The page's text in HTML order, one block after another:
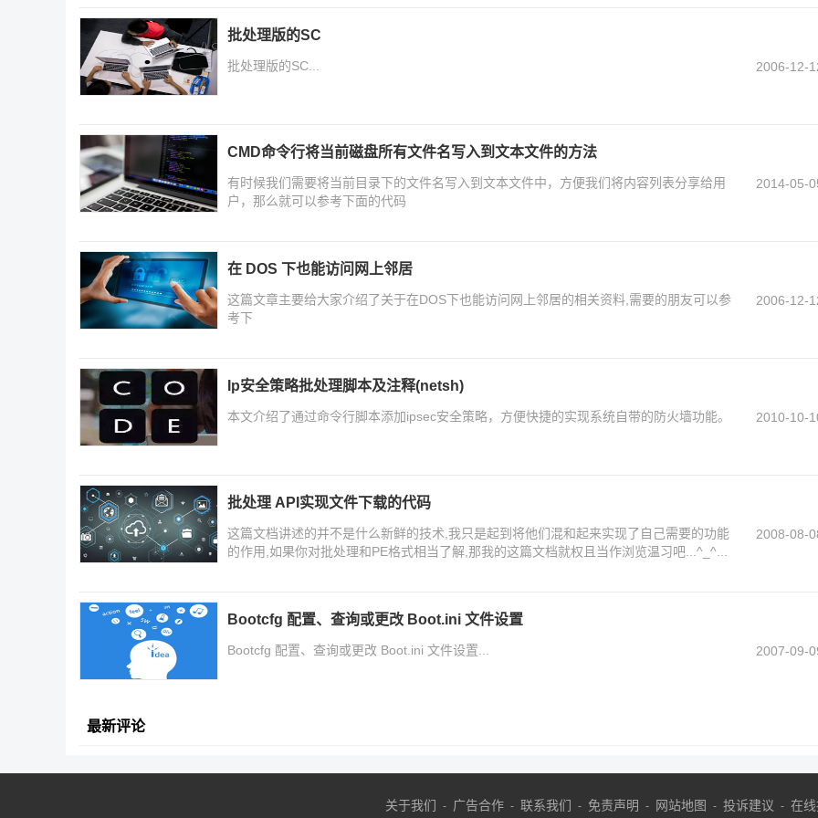
批处理版的SC
批处理版的SC... 2006-12-
CMD命令行将当前磁盘所有文件名写入到文本文件的方法
有时候我们需要将当前目录下的文件名写入到文本文件中，方便我们将内容列表分享给用
户，那么就可以参考下面的代码
2014-05-
在 DOS 下也能访问网上邻居
这篇文章主要给大家介绍了关于在DOS下也能访问网上邻居的相关资料,需要的朋友可以参
考下
2006-12-
Ip安全策略批处理脚本及注释(netsh)
本文介绍了通过命令行脚本添加ipsec安全策略，方便快捷的实现系统自带的防火墙功能。 2010-10-
批处理 API实现文件下载的代码
这篇文档讲述的并不是什么新鲜的技术,我只是起到将他们混和起来实现了自己需要的功能
的作用,如果你对批处理和PE格式相当了解,那我的这篇文档就权且当作浏览温习吧...^_^...
2008-08-
Bootcfg 配置、查询或更改 Boot.ini 文件设置
Bootcfg 配置、查询或更改 Boot.ini 文件设置... 2007-09-
最新评论
关于我们 - 广告合作 - 联系我们 - 免责声明 - 网站地图 - 投诉建议 - 在